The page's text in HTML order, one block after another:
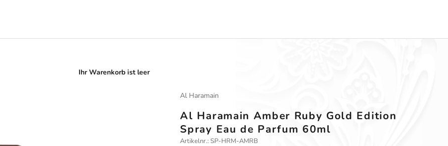
Ihr Warenkorb ist leer
Al Haramain
Al Haramain Amber Ruby Gold Edition
Spray Eau de Parfum 60ml
Artikelnr.: SP-HRM-AMRB